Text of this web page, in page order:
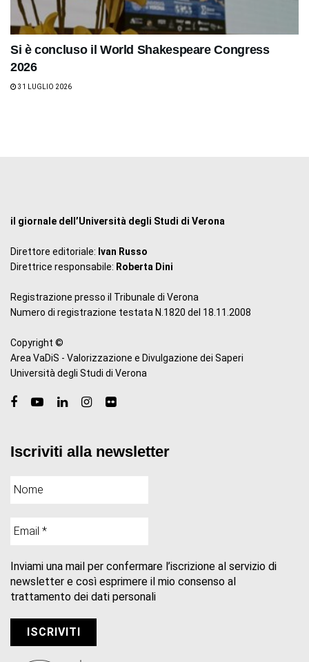
Si è concluso il World Shakespeare Congress
2026
31 LUGLIO 2026
il giornale dell’Università degli Studi di Verona
Direttore editoriale: Ivan Russo
Direttrice responsabile: Roberta Dini
Registrazione presso il Tribunale di Verona
Numero di registrazione testata N.1820 del 18.11.2008
Copyright ©
Area VaDiS - Valorizzazione e Divulgazione dei Saperi
Università degli Studi di Verona
Iscriviti alla newsletter
Inviami una mail per confermare l’iscrizione al servizio di
newsletter e così esprimere il mio consenso al
trattamento dei dati personali